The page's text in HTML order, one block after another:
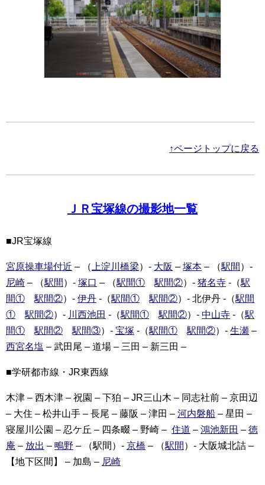
↑ページトップに戻る
ＪＲ宝塚線の撮影地一覧
■JR宝塚線
宮原操車場付近 – （ 上淀川橋梁）- 大阪 – 塚本 – （駅間 ）-
尼崎 – （駅間 ）- 塚口 – （駅間① 駅間②）- 猪名寺 -（駅
間①
駅間②）- 伊丹 -（駅間① 駅間②）- 北伊丹 -（駅間
①
駅間②）- 川西池田 -（駅間① 駅間②）- 中山寺 -（駅
間①
駅間② 駅間③）- 宝塚 -（駅間① 駅間②）- 生瀬 –
西宮名塩 – 武田尾 – 道場 – 三田 – 新三田 –
■学研都市線・JR東西線
木津 – 西木津 – 祝園 – 下狛 – JR三山木 – 同志社前 – 京田辺
– 大住 – 松井山手 – 長尾 – 藤阪 – 津田 – 河内磐船 – 星田 –
寝屋川公園 – 忍ケ丘 – 四条畷 – 野崎 – 住道 – 鴻池新田 – 徳
庵 – 放出 – 鴫野 – （駅間）- 京橋 – （駅間 ）- 大阪城北詰 –
【地下区間】 – 加島 – 尼崎